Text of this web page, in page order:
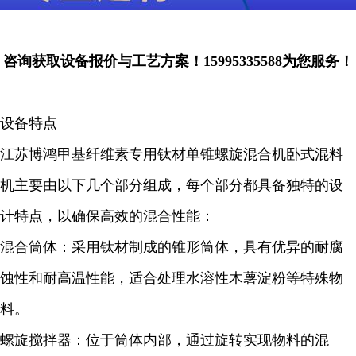
咨询获取设备报价与工艺方案！15995335588为您服务！
设备特点
江苏博鸿甲基纤维素专用钛材单锥螺旋混合机卧式混料
机主要由以下几个部分组成，每个部分都具备独特的设
计特点，以确保高效的混合性能：
混合筒体：采用钛材制成的锥形筒体，具有优异的耐腐
蚀性和耐高温性能，适合处理水溶性木薯淀粉等特殊物
料。
螺旋搅拌器：位于筒体内部，通过旋转实现物料的混